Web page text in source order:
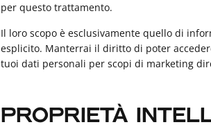
per questo trattamento.
Il loro scopo è esclusivamente quello di
esplicito. Manterrai il diritto di poter
tuoi dati personali per scopi di marketing
PROPRIETÀ